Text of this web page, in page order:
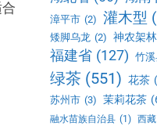
漳平市 (2) 灌木型
矮脚乌龙 (2) 神农架
福建省 (127) 竹
绿茶 (551) 花茶
苏州市 (3) 茉莉花茶
融水苗族自治县 (1) 西